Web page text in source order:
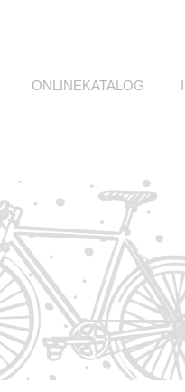
ONLINEKATALOG